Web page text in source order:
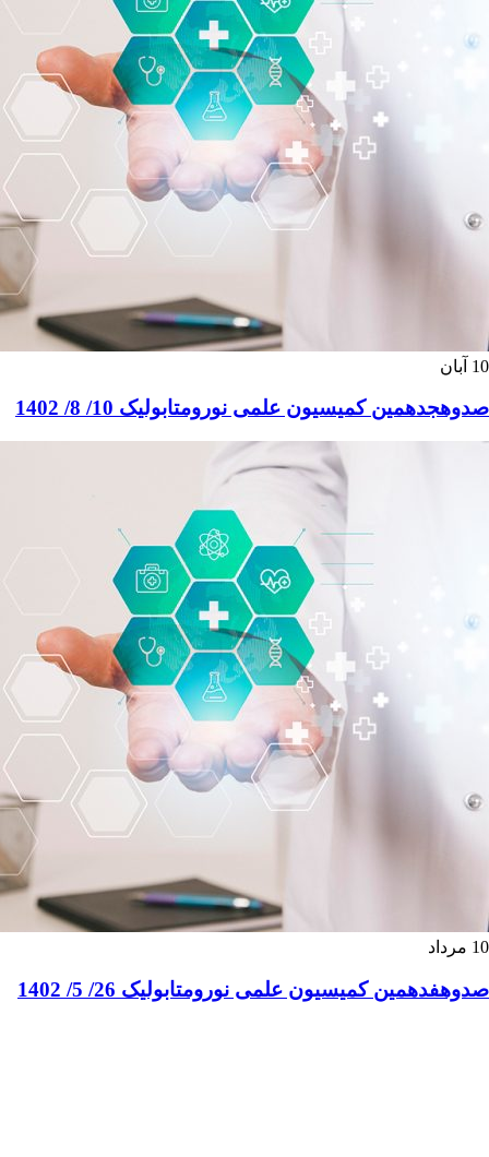
10 آبان
صدوهجدهمین کمیسیون علمی نورومتابولیک 10/ 8/ 1402
10 مرداد
صدوهفدهمین کمیسیون علمی نورومتابولیک 26/ 5/ 1402